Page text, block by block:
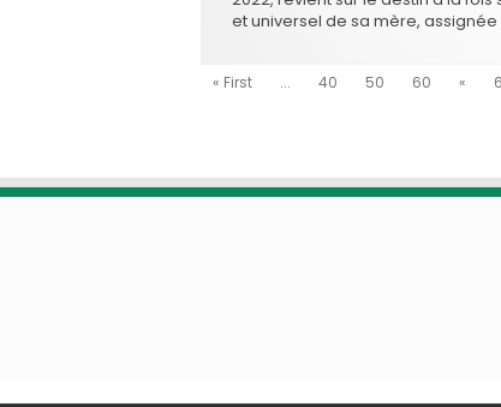
et universel de sa mère, assignée
dans des films …
« First ... 40 50 60 «